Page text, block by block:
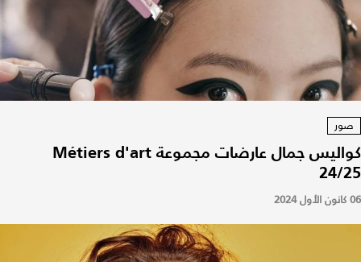
صور
كواليس جمال عارضات مجموعة Métiers d'art
24/25
06 كانون الأول 2024